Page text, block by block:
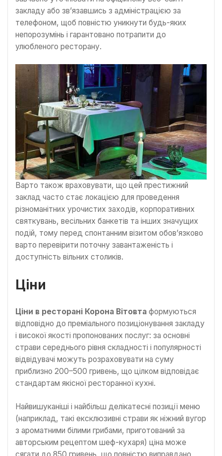
закладу або зв’язавшись з адміністрацією за
телефоном, щоб повністю уникнути будь-яких
непорозумінь і гарантовано потрапити до
улюбленого ресторану.
Варто також враховувати, що цей престижний
заклад часто стає локацією для проведення
різноманітних урочистих заходів, корпоративних
святкувань, весільних банкетів та інших значущих
подій, тому перед спонтанним візитом обов’язково
варто перевірити поточну завантаженість і
доступність вільних столиків.
Ціни
Ціни в ресторані Корона Вітовта формуються
відповідно до преміального позиціонування закладу
і високої якості пропонованих послуг: за основні
страви середнього рівня складності і популярності
відвідувачі можуть розраховувати на суму
приблизно 200–500 гривень, що цілком відповідає
стандартам якісної ресторанної кухні.
Найвишуканіші і найбільш делікатесні позиції меню
(наприклад, такі ексклюзивні страви як ніжний вугор
з ароматними білими грибами, приготований за
авторським рецептом шеф-кухаря) ціна може